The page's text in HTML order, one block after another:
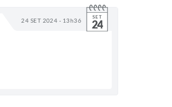
24 SET 2024 - 13h36 SET
24